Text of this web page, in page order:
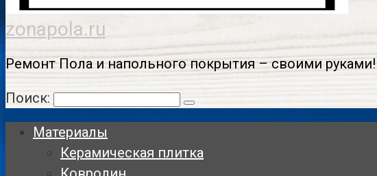
zonapola.ru
Ремонт Пола и напольного покрытия – своими руками!
Поиск:
Материалы
Керамическая плитка